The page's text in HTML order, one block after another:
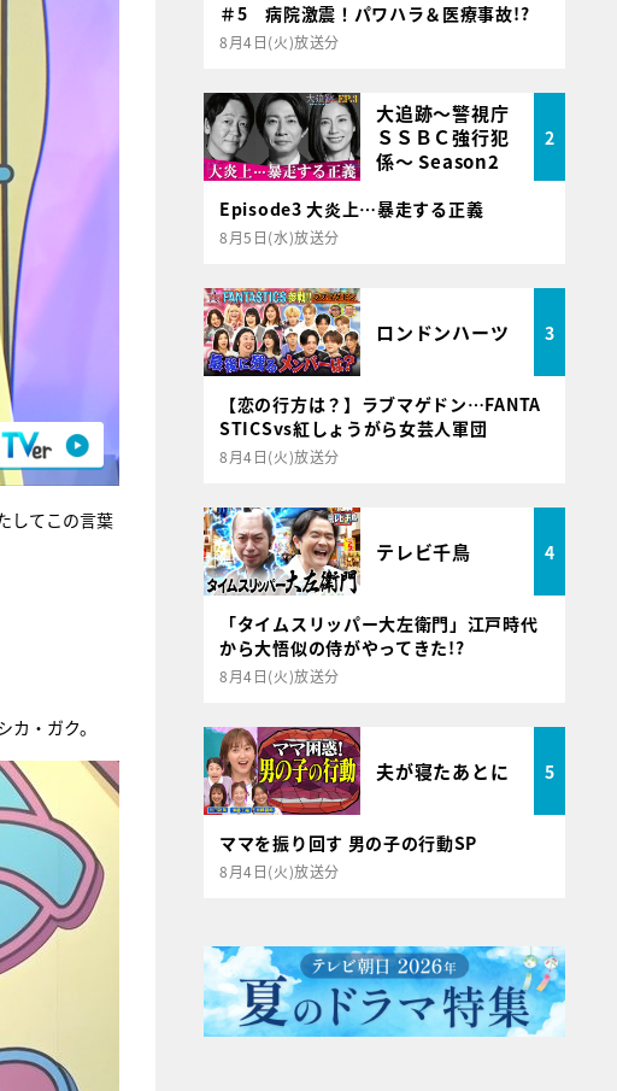
してこの言葉
・ガク。
＃5 病院激震！パワハラ＆医療事故!?
8月4日(火)放送分
大追跡～警視庁
ＳＳＢＣ強行犯
係～ Season2
2
Episode3 大炎上…暴走する正義
8月5日(水)放送分
ロンドンハーツ 3
【恋の行方は？】ラブマゲドン…FANTA
STICSvs紅しょうがら女芸人軍団
8月4日(火)放送分
テレビ千鳥 4
「タイムスリッパー大左衛門」江戸時代
から大悟似の侍がやってきた!?
8月4日(火)放送分
夫が寝たあとに 5
ママを振り回す 男の子の行動SP
8月4日(火)放送分